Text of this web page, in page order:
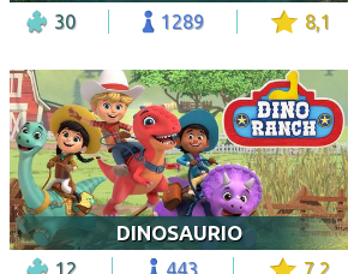
30 1289 8,1
DINOSAURIO
12 443 7,2